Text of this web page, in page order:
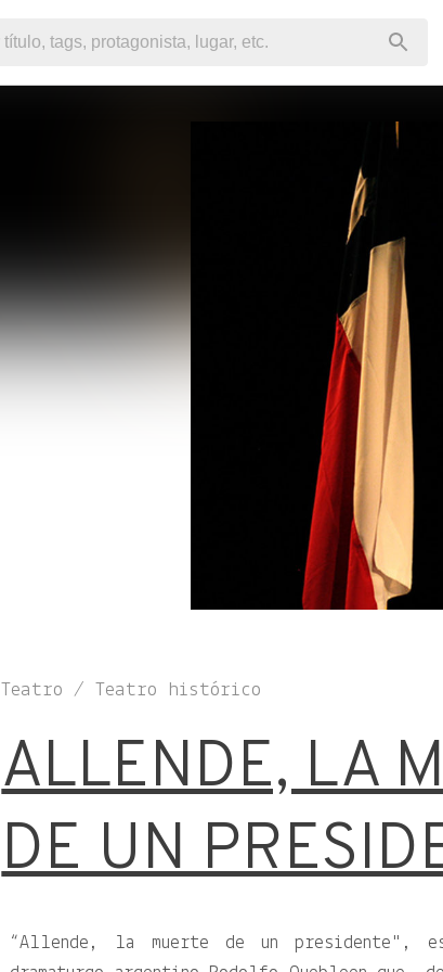
Teatro / Teatro histórico
ALLENDE, LA
DE UN
“Allende, la muerte de un presidente",